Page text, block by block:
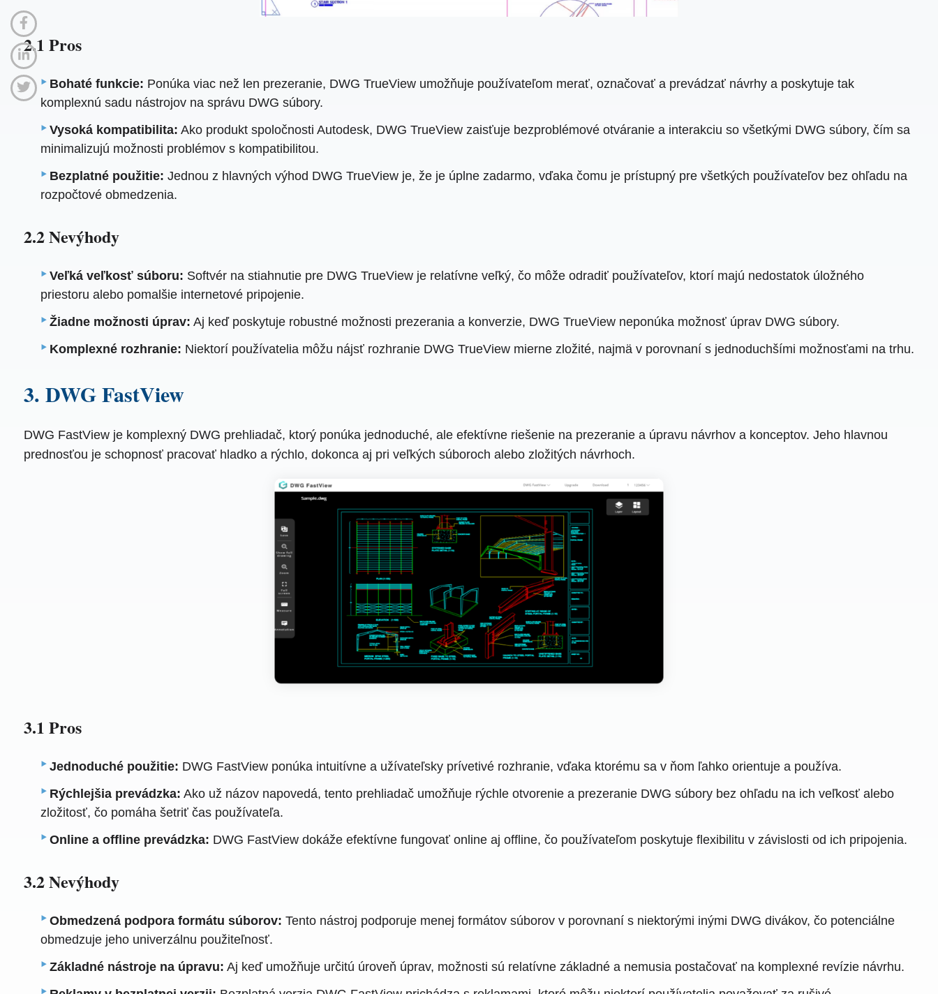
2.1 Pros
Bohaté funkcie: Ponúka viac než len prezeranie, DWG TrueView umožňuje používateľom merať, označovať a prevádzať návrhy a poskytuje tak
komplexnú sadu nástrojov na správu DWG súbory.
Vysoká kompatibilita: Ako produkt spoločnosti Autodesk, DWG TrueView zaisťuje bezproblémové otváranie a interakciu so všetkými DWG súbory, čím sa
minimalizujú možnosti problémov s kompatibilitou.
Bezplatné použitie: Jednou z hlavných výhod DWG TrueView je, že je úplne zadarmo, vďaka čomu je prístupný pre všetkých používateľov bez ohľadu na
rozpočtové obmedzenia.
2.2 Nevýhody
Veľká veľkosť súboru: Softvér na stiahnutie pre DWG TrueView je relatívne veľký, čo môže odradiť používateľov, ktorí majú nedostatok úložného
priestoru alebo pomalšie internetové pripojenie.
Žiadne možnosti úprav: Aj keď poskytuje robustné možnosti prezerania a konverzie, DWG TrueView neponúka možnosť úprav DWG súbory.
Komplexné rozhranie: Niektorí používatelia môžu nájsť rozhranie DWG TrueView mierne zložité, najmä v porovnaní s jednoduchšími možnosťami na trhu.
3. DWG FastView
DWG FastView je komplexný DWG prehliadač, ktorý ponúka jednoduché, ale efektívne riešenie na prezeranie a úpravu návrhov a konceptov. Jeho hlavnou
prednosťou je schopnosť pracovať hladko a rýchlo, dokonca aj pri veľkých súboroch alebo zložitých návrhoch.
3.1 Pros
Jednoduché použitie: DWG FastView ponúka intuitívne a užívateľsky prívetivé rozhranie, vďaka ktorému sa v ňom ľahko orientuje a používa.
Rýchlejšia prevádzka: Ako už názov napovedá, tento prehliadač umožňuje rýchle otvorenie a prezeranie DWG súbory bez ohľadu na ich veľkosť alebo
zložitosť, čo pomáha šetriť čas používateľa.
Online a offline prevádzka: DWG FastView dokáže efektívne fungovať online aj offline, čo používateľom poskytuje flexibilitu v závislosti od ich pripojenia.
3.2 Nevýhody
Obmedzená podpora formátu súborov: Tento nástroj podporuje menej formátov súborov v porovnaní s niektorými inými DWG divákov, čo potenciálne
obmedzuje jeho univerzálnu použiteľnosť.
Základné nástroje na úpravu: Aj keď umožňuje určitú úroveň úprav, možnosti sú relatívne základné a nemusia postačovať na komplexné revízie návrhu.